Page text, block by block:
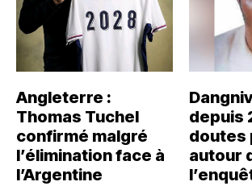
Angleterre :
Thomas Tuchel
confirmé malgré
l’élimination face à
l’Argentine
depuis
doutes
autour